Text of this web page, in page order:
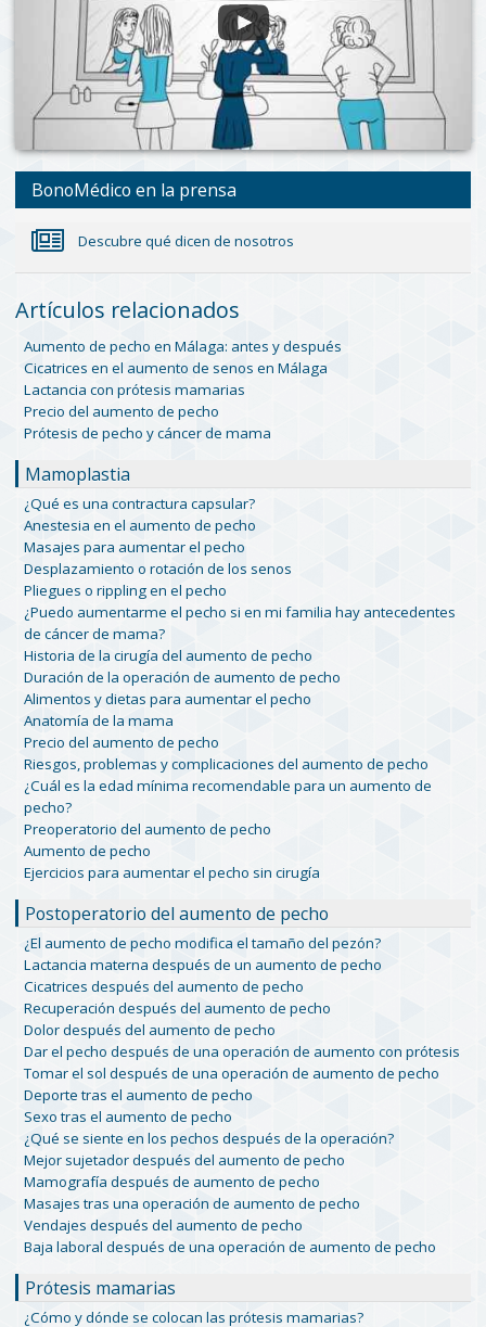
BonoMédico en la prensa
Descubre qué dicen de nosotros
Artículos relacionados
Aumento de pecho en Málaga: antes y después
Cicatrices en el aumento de senos en Málaga
Lactancia con prótesis mamarias
Precio del aumento de pecho
Prótesis de pecho y cáncer de mama
Mamoplastia
¿Qué es una contractura capsular?
Anestesia en el aumento de pecho
Masajes para aumentar el pecho
Desplazamiento o rotación de los senos
Pliegues o rippling en el pecho
¿Puedo aumentarme el pecho si en mi familia hay antecedentes
de cáncer de mama?
Historia de la cirugía del aumento de pecho
Duración de la operación de aumento de pecho
Alimentos y dietas para aumentar el pecho
Anatomía de la mama
Precio del aumento de pecho
Riesgos, problemas y complicaciones del aumento de pecho
¿Cuál es la edad mínima recomendable para un aumento de
pecho?
Preoperatorio del aumento de pecho
Aumento de pecho
Ejercicios para aumentar el pecho sin cirugía
Postoperatorio del aumento de pecho
¿El aumento de pecho modifica el tamaño del pezón?
Lactancia materna después de un aumento de pecho
Cicatrices después del aumento de pecho
Recuperación después del aumento de pecho
Dolor después del aumento de pecho
Dar el pecho después de una operación de aumento con prótesis
Tomar el sol después de una operación de aumento de pecho
Deporte tras el aumento de pecho
Sexo tras el aumento de pecho
¿Qué se siente en los pechos después de la operación?
Mejor sujetador después del aumento de pecho
Mamografía después de aumento de pecho
Masajes tras una operación de aumento de pecho
Vendajes después del aumento de pecho
Baja laboral después de una operación de aumento de pecho
Prótesis mamarias
¿Cómo y dónde se colocan las prótesis mamarias?